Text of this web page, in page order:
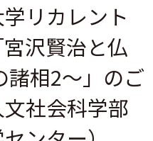
リカレント
沢賢治と仏
諸相2～」のご
社会科学部